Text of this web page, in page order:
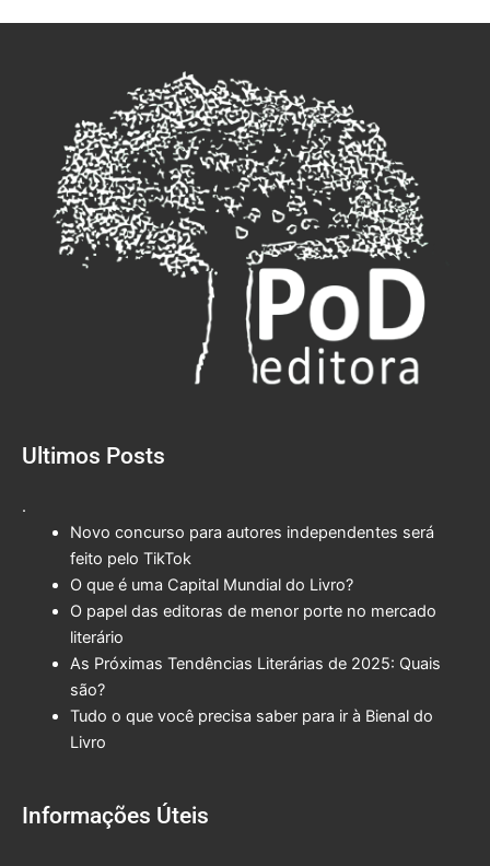
Ultimos Posts
.
Novo concurso para autores independentes será
feito pelo TikTok
O que é uma Capital Mundial do Livro?
O papel das editoras de menor porte no mercado
literário
As Próximas Tendências Literárias de 2025: Quais
são?
Tudo o que você precisa saber para ir à Bienal do
Livro
Informações Úteis